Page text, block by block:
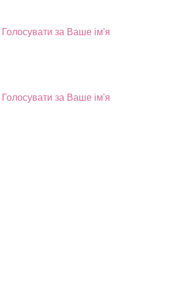
Голосувати за Ваше ім'я
Голосувати за Ваше ім'я